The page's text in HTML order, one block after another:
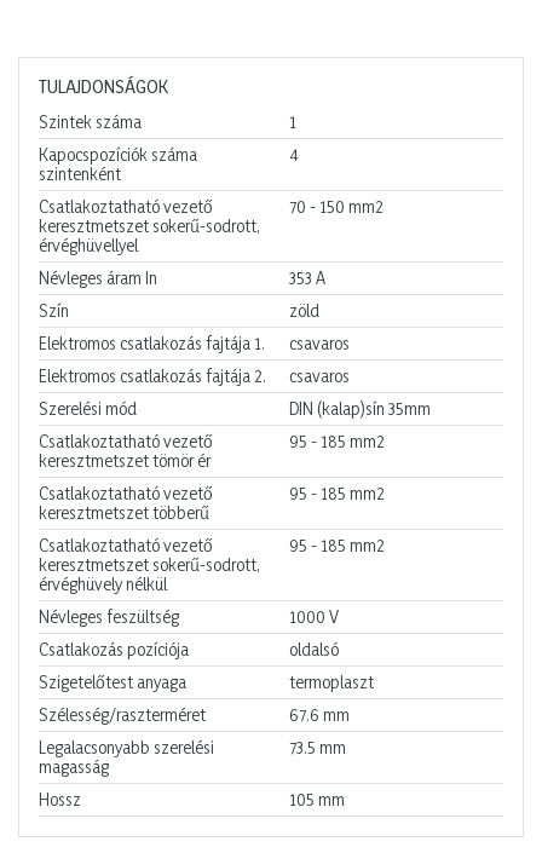
TULAJDONSÁGOK
Szintek száma
1
Kapocspozíciók száma
szintenként
4
Csatlakoztatható vezető
keresztmetszet sokerű-sodrott,
érvéghüvellyel
70 - 150 mm2
Névleges áram In 353 A
Szín
zöld
Elektromos csatlakozás fajtája 1.
csavaros
Elektromos csatlakozás fajtája 2.
csavaros
Szerelési mód
DIN (kalap)sín 35mm
Csatlakoztatható vezető
keresztmetszet tömör ér
95 - 185 mm2
Csatlakoztatható vezető
keresztmetszet többerű
95 - 185 mm2
Csatlakoztatható vezető
keresztmetszet sokerű-sodrott,
érvéghüvely nélkül
95 - 185 mm2
Névleges feszültség 1000 V
Csatlakozás pozíciója
oldalsó
Szigetelőtest anyaga
termoplaszt
Szélesség/raszterméret
67.6 mm
Legalacsonyabb szerelési
magasság
73.5 mm
Hossz 105 mm